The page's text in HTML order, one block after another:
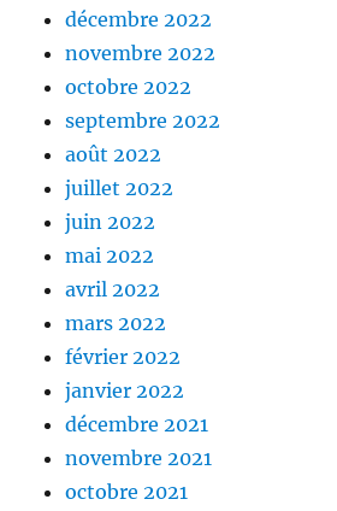
décembre 2022
novembre 2022
octobre 2022
septembre 2022
août 2022
juillet 2022
juin 2022
mai 2022
avril 2022
mars 2022
février 2022
janvier 2022
décembre 2021
novembre 2021
octobre 2021